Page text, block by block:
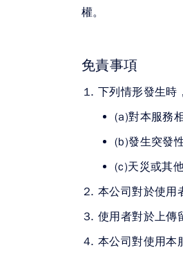
權。
免責事項
下列情形發生時
(a)對本服務
(b)發生突發
(c)天災或其
本公司對於使用
使用者對於上傳
本公司對使用本